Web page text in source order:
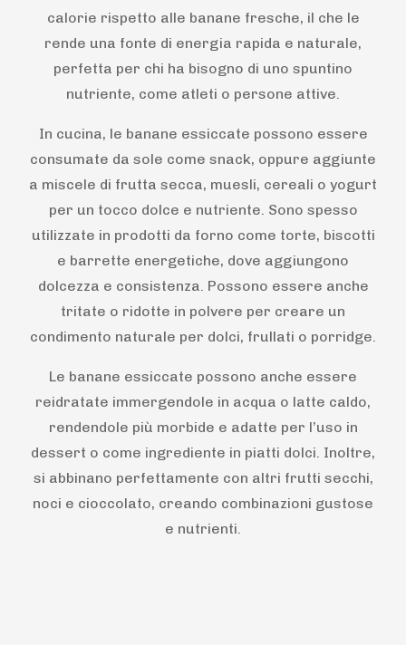
calorie rispetto alle banane fresche, il che le
rende una fonte di energia rapida e naturale,
perfetta per chi ha bisogno di uno spuntino
nutriente, come atleti o persone attive.
In cucina, le banane essiccate possono essere
consumate da sole come snack, oppure aggiunte
a miscele di frutta secca, muesli, cereali o yogurt
per un tocco dolce e nutriente. Sono spesso
utilizzate in prodotti da forno come torte, biscotti
e barrette energetiche, dove aggiungono
dolcezza e consistenza. Possono essere anche
tritate o ridotte in polvere per creare un
condimento naturale per dolci, frullati o porridge.
Le banane essiccate possono anche essere
reidratate immergendole in acqua o latte caldo,
rendendole più morbide e adatte per l’uso in
dessert o come ingrediente in piatti dolci. Inoltre,
si abbinano perfettamente con altri frutti secchi,
noci e cioccolato, creando combinazioni gustose
e nutrienti.